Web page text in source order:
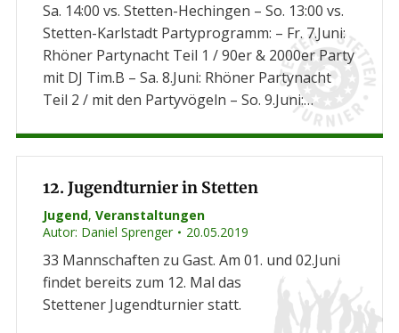
Sa. 14:00 vs. Stetten-Hechingen – So. 13:00 vs.
Stetten-Karlstadt Partyprogramm: – Fr. 7.Juni:
Rhöner Partynacht Teil 1 / 90er & 2000er Party
mit DJ Tim.B – Sa. 8.Juni: Rhöner Partynacht
Teil 2 / mit den Partyvögeln – So. 9.Juni:…
12. Jugendturnier in Stetten
Jugend, Veranstaltungen
Autor: Daniel Sprenger 20.05.2019
33 Mannschaften zu Gast. Am 01. und 02.Juni
findet bereits zum 12. Mal das
Stettener Jugendturnier statt.